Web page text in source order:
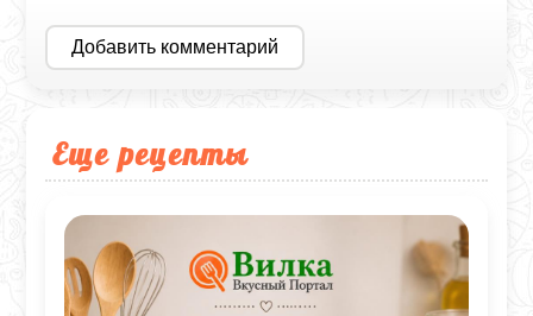
Добавить комментарий
Еще рецепты